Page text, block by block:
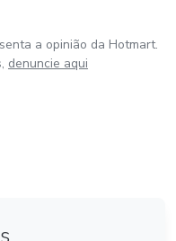
a opinião da Hotmart.
denuncie aqui